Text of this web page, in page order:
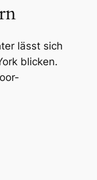
lässt sich
blicken.